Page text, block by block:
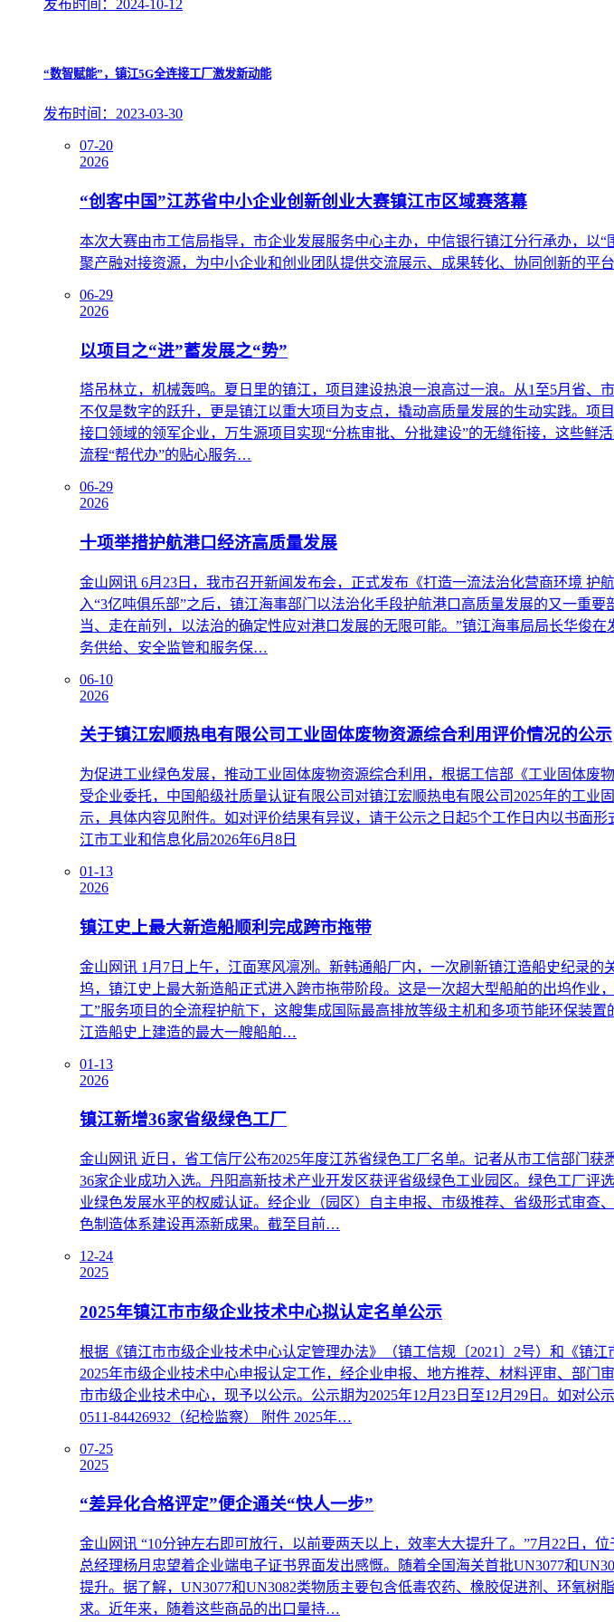
发布时间：2024-10-12
“数智赋能”，镇江5G全连接工厂激发新动能
发布时间：2023-03-30
07-20
2026
“创客中国”江苏省中小企业创新创业大赛镇江市区域赛落幕
本次大赛由市工信局指导，市企业发展服务中心主办，中信银行镇江分行承办，以
聚产融对接资源，为中小企业和创业团队提供交流展示、成果转化、协同创新的平台
06-29
2026
以项目之“进”蓄发展之“势”
塔吊林立，机械轰鸣。夏日里的镇江，项目建设热浪一浪高过一浪。从1至5月省、
不仅是数字的跃升，更是镇江以重大项目为支点，撬动高质量发展的生动实践。项
接口领域的领军企业，万生源项目实现“分栋审批、分批建设”的无缝衔接，这些鲜
流程“帮代办”的贴心服务…
06-29
2026
十项举措护航港口经济高质量发展
金山网讯 6月23日，我市召开新闻发布会，正式发布《打造一流法治化营商环境
入“3亿吨俱乐部”之后，镇江海事部门以法治化手段护航港口高质量发展的又一重
当、走在前列，以法治的确定性应对港口发展的无限可能。”镇江海事局局长华俊
务供给、安全监管和服务保…
06-10
2026
关于镇江宏顺热电有限公司工业固体废物资源综合利用评价情况的公示
为促进工业绿色发展，推动工业固体废物资源综合利用，根据工信部《工业固体废
受企业委托，中国船级社质量认证有限公司对镇江宏顺热电有限公司2025年的工
示，具体内容见附件。如对评价结果有异议，请于公示之日起5个工作日内以书面
江市工业和信息化局2026年6月8日
01-13
2026
镇江史上最大新造船顺利完成跨市拖带
金山网讯 1月7日上午，江面寒风凛冽。新韩通船厂内，一次刷新镇江造船史纪录
坞，镇江史上最大新造船正式进入跨市拖带阶段。这是一次超大型船舶的出坞作
工”服务项目的全流程护航下，这艘集成国际最高排放等级主机和多项节能环保装
江造船史上建造的最大一艘船舶…
01-13
2026
镇江新增36家省级绿色工厂
金山网讯 近日，省工信厅公布2025年度江苏省绿色工厂名单。记者从市工信部门
36家企业成功入选。丹阳高新技术产业开发区获评省级绿色工业园区。绿色工厂
业绿色发展水平的权威认证。经企业（园区）自主申报、市级推荐、省级形式审
色制造体系建设再添新成果。截至目前…
12-24
2025
2025年镇江市市级企业技术中心拟认定名单公示
根据《镇江市市级企业技术中心认定管理办法》（镇工信规〔2021〕2号）和《镇
2025年市级企业技术中心申报认定工作，经企业申报、地方推荐、材料评审、部
市市级企业技术中心，现予以公示。公示期为2025年12月23日至12月29日。如对公
0511-84426932（纪检监察） 附件 2025年…
07-25
2025
“差异化合格评定”便企通关“快人一步”
金山网讯 “10分钟左右即可放行，以前要两天以上，效率大大提升了。”7月22日，
总经理杨月忠望着企业端电子证书界面发出感慨。随着全国海关首批UN3077和
提升。据了解，UN3077和UN3082类物质主要包含低毒农药、橡胶促进剂、环氧
求。近年来，随着这些商品的出口量持…